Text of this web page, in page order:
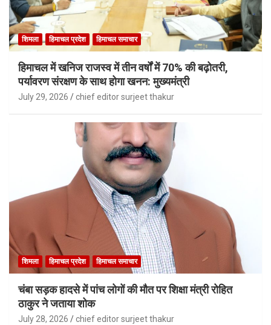
शिमला हिमाचल प्रदेश हिमाचल समाचार
हिमाचल में खनिज राजस्व में तीन वर्षों में 70% की बढ़ोतरी,
पर्यावरण संरक्षण के साथ होगा खनन: मुख्यमंत्री
July 29, 2026 chief editor surjeet thakur
शिमला हिमाचल प्रदेश हिमाचल समाचार
चंबा सड़क हादसे में पांच लोगों की मौत पर शिक्षा मंत्री रोहित
ठाकुर ने जताया शोक
July 28, 2026 chief editor surjeet thakur